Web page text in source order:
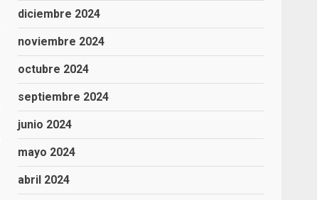
diciembre 2024
noviembre 2024
octubre 2024
septiembre 2024
junio 2024
mayo 2024
abril 2024